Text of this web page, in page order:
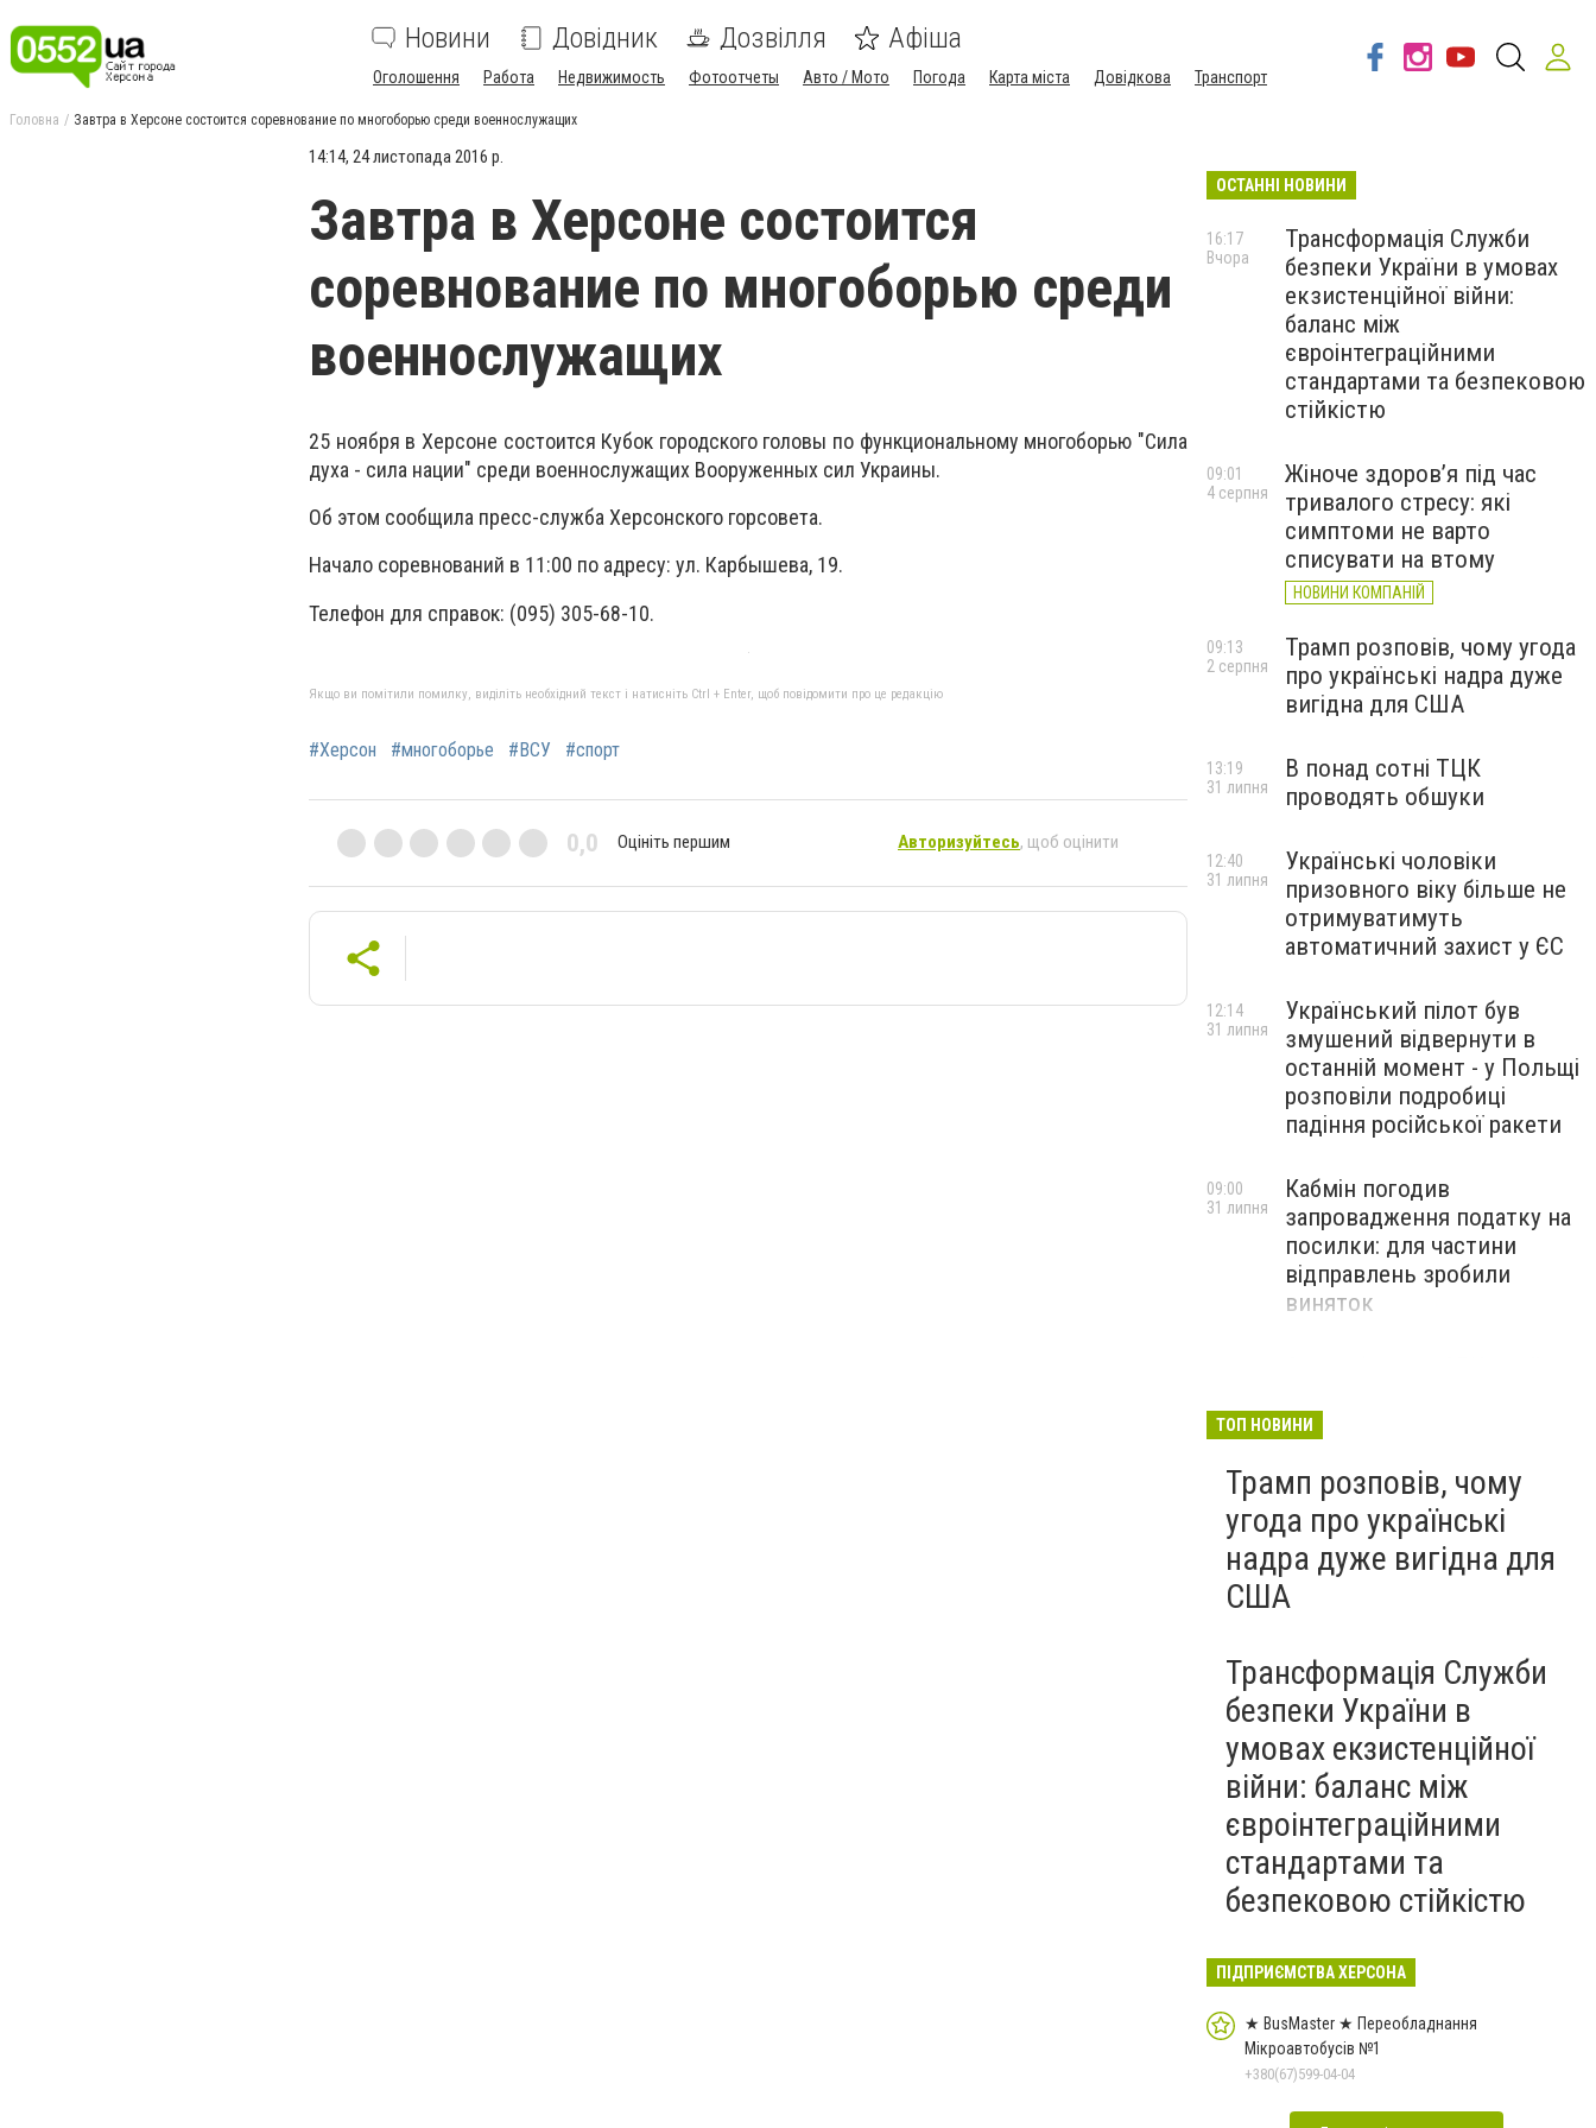
Новини Довідник Дозвілля Афіша
Оголошення Работа Недвижимость Фотоотчеты Авто / Мото Погода Карта міста Довідкова Транспорт
Головна Завтра в Херсоне состоится соревнование по многоборью среди военнослужащих
14:14, 24 листопада 2016 р.
Завтра в Херсоне состоится
соревнование по многоборью среди
военнослужащих
25 ноября в Херсоне состоится Кубок городского головы по функциональному многоборью "Сила
духа - сила нации" среди военнослужащих Вооруженных сил Украины.
Об этом сообщила пресс-служба Херсонского горсовета.
Начало соревнований в 11:00 по адресу: ул. Карбышева, 19.
Телефон для справок: (095) 305-68-10.
Якщо ви помітили помилку, виділіть необхідний текст і натисніть Ctrl + Enter, щоб повідомити про це редакцію
#Херсон #многоборье #ВСУ #спорт
0,0 Оцініть першим Авторизуйтесь, щоб оцінити
ОСТАННІ НОВИНИ
Трансформація Служби
безпеки України в умовах
екзистенційної війни:
баланс між
євроінтеграційними
стандартами та безпековою
стійкістю
16:17
Вчора
Жіноче здоров’я під час
тривалого стресу: які
симптоми не варто
списувати на втому
НОВИНИ КОМПАНІЙ
09:01
4 серпня
Трамп розповів, чому угода
про українські надра дуже
вигідна для США
09:13
2 серпня
В понад сотні ТЦК
проводять обшуки
13:19
31 липня
Українські чоловіки
призовного віку більше не
отримуватимуть
автоматичний захист у ЄС
12:40
31 липня
Український пілот був
змушений відвернути в
останній момент - у Польщі
розповіли подробиці
падіння російської ракети
12:14
31 липня
Кабмін погодив
запровадження податку на
посилки: для частини
відправлень зробили
виняток
09:00
31 липня
доброчесності й
ТОП НОВИНИ
Трамп розповів, чому
угода про українські
надра дуже вигідна для
США
Трансформація Служби
безпеки України в
умовах екзистенційної
війни: баланс між
євроінтеграційними
стандартами та
безпековою стійкістю
ПІДПРИЄМСТВА ХЕРСОНА
★ BusMaster ★ Переобладнання
Мікроавтобусів №1
+380(67)599-04-04